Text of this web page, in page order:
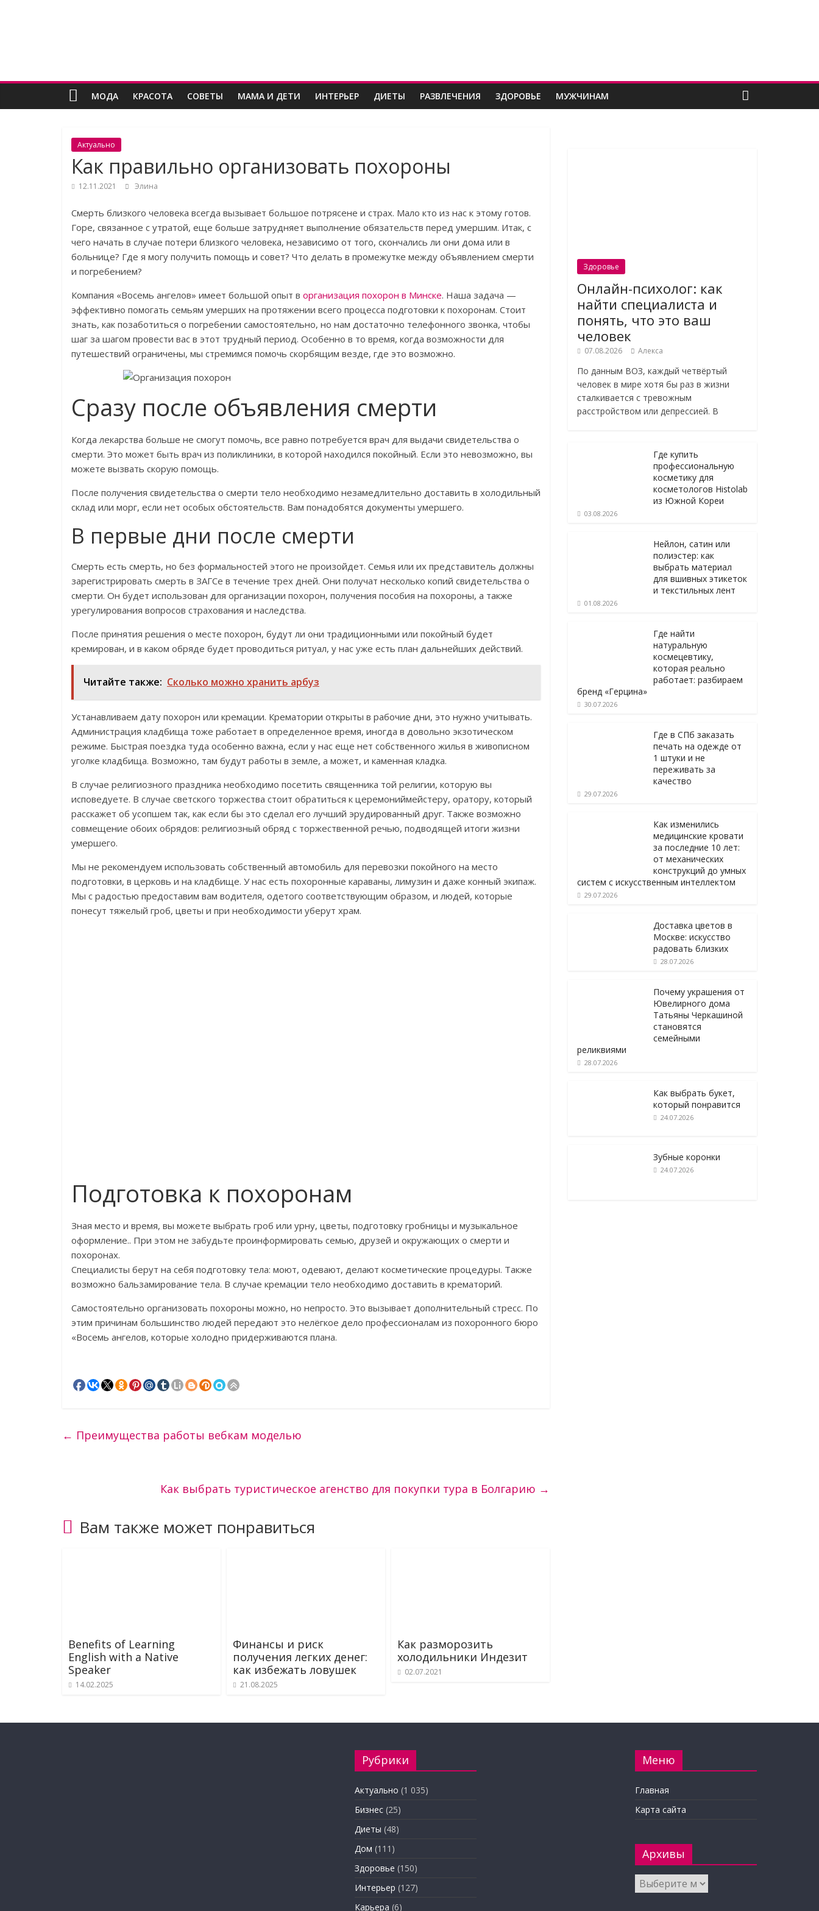
Блог
полезных
женщин
МОДА КРАСОТА СОВЕТЫ МАМА И ДЕТИ ИНТЕРЬЕР ДИЕТЫ РАЗВЛЕЧЕНИЯ ЗДОРОВЬЕ МУЖЧИНАМ
Актуально
Как правильно организовать похороны
12.11.2021 Элина
Смерть близкого человека всегда вызывает большое потрясене и страх. Мало кто из нас к этому готов.
Горе, связанное с утратой, еще больше затрудняет выполнение обязательств перед умершим. Итак, с
чего начать в случае потери близкого человека, независимо от того, скончались ли они дома или в
больнице? Где я могу получить помощь и совет? Что делать в промежутке между объявлением смерти
и погребением?
Компания «Восемь ангелов» имеет большой опыт в организация похорон в Минске. Наша задача —
эффективно помогать семьям умерших на протяжении всего процесса подготовки к похоронам. Стоит
знать, как позаботиться о погребении самостоятельно, но нам достаточно телефонного звонка, чтобы
шаг за шагом провести вас в этот трудный период. Особенно в то время, когда возможности для
путешествий ограничены, мы стремимся помочь скорбящим везде, где это возможно.
Сразу после объявления смерти
Когда лекарства больше не смогут помочь, все равно потребуется врач для выдачи свидетельства о
смерти. Это может быть врач из поликлиники, в которой находился покойный. Если это невозможно, вы
можете вызвать скорую помощь.
После получения свидетельства о смерти тело необходимо незамедлительно доставить в холодильный
склад или морг, если нет особых обстоятельств. Вам понадобятся документы умершего.
В первые дни после смерти
Смерть есть смерть, но без формальностей этого не произойдет. Семья или их представитель должны
зарегистрировать смерть в ЗАГСе в течение трех дней. Они получат несколько копий свидетельства о
смерти. Он будет использован для организации похорон, получения пособия на похороны, а также
урегулирования вопросов страхования и наследства.
После принятия решения о месте похорон, будут ли они традиционными или покойный будет
кремирован, и в каком обряде будет проводиться ритуал, у нас уже есть план дальнейших действий.
Читайте также: Сколько можно хранить арбуз
Устанавливаем дату похорон или кремации. Крематории открыты в рабочие дни, это нужно учитывать.
Администрация кладбища тоже работает в определенное время, иногда в довольно экзотическом
режиме. Быстрая поездка туда особенно важна, если у нас еще нет собственного жилья в живописном
уголке кладбища. Возможно, там будут работы в земле, а может, и каменная кладка.
В случае религиозного праздника необходимо посетить священника той религии, которую вы
исповедуете. В случае светского торжества стоит обратиться к церемониймейстеру, оратору, который
расскажет об усопшем так, как если бы это сделал его лучший эрудированный друг. Также возможно
совмещение обоих обрядов: религиозный обряд с торжественной речью, подводящей итоги жизни
умершего.
Мы не рекомендуем использовать собственный автомобиль для перевозки покойного на место
подготовки, в церковь и на кладбище. У нас есть похоронные караваны, лимузин и даже конный экипаж.
Мы с радостью предоставим вам водителя, одетого соответствующим образом, и людей, которые
понесут тяжелый гроб, цветы и при необходимости уберут храм.
Подготовка к похоронам
Зная место и время, вы можете выбрать гроб или урну, цветы, подготовку гробницы и музыкальное
оформление.. При этом не забудьте проинформировать семью, друзей и окружающих о смерти и
похоронах.
Специалисты берут на себя подготовку тела: моют, одевают, делают косметические процедуры. Также
возможно бальзамирование тела. В случае кремации тело необходимо доставить в крематорий.
Самостоятельно организовать похороны можно, но непросто. Это вызывает дополнительный стресс. По
этим причинам большинство людей передают это нелёгкое дело профессионалам из похоронного бюро
«Восемь ангелов, которые холодно придерживаются плана.
← Преимущества работы вебкам моделью
Как выбрать туристическое агенство для покупки тура в Болгарию →
Вам также может понравиться
Benefits of Learning
English with a Native
Speaker
14.02.2025
Финансы и риск
получения легких денег:
как избежать ловушек
21.08.2025
Как разморозить
холодильники Индезит
02.07.2021
Здоровье
Онлайн-психолог: как
найти специалиста и
понять, что это ваш
человек
07.08.2026 Алекса
По данным ВОЗ, каждый четвёртый
человек в мире хотя бы раз в жизни
сталкивается с тревожным
расстройством или депрессией. В
Где купить
профессиональную
косметику для
косметологов Histolab
из Южной Кореи
03.08.2026
Нейлон, сатин или
полиэстер: как
выбрать материал
для вшивных этикеток
и текстильных лент
01.08.2026
Где найти
натуральную
космецевтику,
которая реально
работает: разбираем
бренд «Герцина»
30.07.2026
Где в СПб заказать
печать на одежде от
1 штуки и не
переживать за
качество
29.07.2026
Как изменились
медицинские кровати
за последние 10 лет:
от механических
конструкций до умных
систем с искусственным интеллектом
29.07.2026
Доставка цветов в
Москве: искусство
радовать близких
28.07.2026
Почему украшения от
Ювелирного дома
Татьяны Черкашиной
становятся
семейными
реликвиями
28.07.2026
Как выбрать букет,
который понравится
24.07.2026
Зубные коронки
24.07.2026
Рубрики
Актуально (1 035)
Бизнес (25)
Диеты (48)
Дом (111)
Здоровье (150)
Интерьер (127)
Карьера (6)
Меню
Главная
Карта сайта
Архивы
Архивы